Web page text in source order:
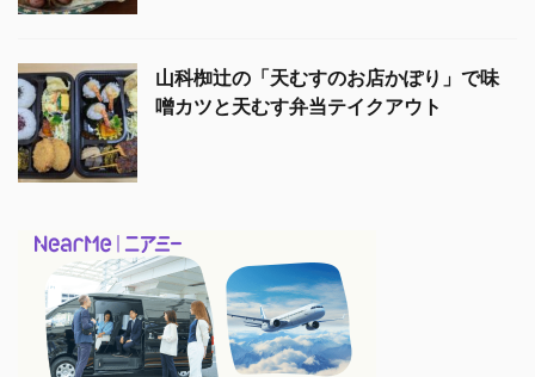
山科椥辻の「天むすのお店かぽり」で味
噌カツと天むす弁当テイクアウト